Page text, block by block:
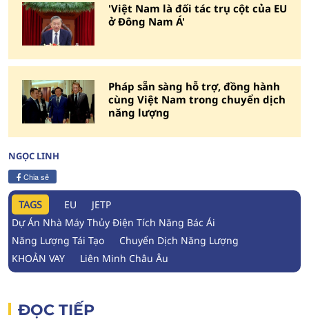
'Việt Nam là đối tác trụ cột của EU
ở Đông Nam Á'
Pháp sẵn sàng hỗ trợ, đồng hành
cùng Việt Nam trong chuyển dịch
năng lượng
NGỌC LINH
Chia sẻ
TAGS EU
JETP
Dự Án Nhà Máy Thủy Điện Tích Năng Bác Ái
Năng Lượng Tái Tạo
Chuyển Dịch Năng Lượng
KHOẢN VAY
Liên Minh Châu Âu
ĐỌC TIẾP